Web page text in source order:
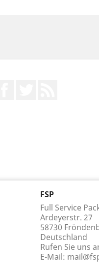
FSP
Full Service
Ardeyerstr. 27
58730
Deutschland
Rufen Sie uns
E-Mail: